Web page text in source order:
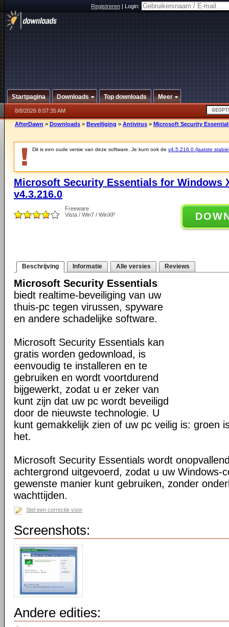
Registreren|Login:
Startpagina Downloads Top downloads Meer
8/8/2026 8:07:35 AM
AfterDawn > Downloads > Beveiliging > Antivirus > Microsoft Security
Dit is een oude versie van deze software. Je kunt ook de v4.5.216.0 (laatste
Microsoft Security Essentials for Windows
v4.3.216.0
Freeware
Vista / Win7 / WinXP
Beschrijving Informatie Alle versies Reviews
Microsoft Security Essentials
biedt realtime-beveiliging van uw
thuis-pc tegen virussen, spyware
en andere schadelijke software.
Microsoft Security Essentials kan
gratis worden gedownload, is
eenvoudig te installeren en te
gebruiken en wordt voortdurend
bijgewerkt, zodat u er zeker van
kunt zijn dat uw pc wordt beveiligd
door de nieuwste technologie. U
kunt gemakkelijk zien of uw pc veilig is: groen
het.
Microsoft Security Essentials wordt
achtergrond uitgevoerd, zodat u uw Windows-
gewenste manier kunt gebruiken, zonder
wachttijden.
Stel een correctie voor
Screenshots:
Andere edities: